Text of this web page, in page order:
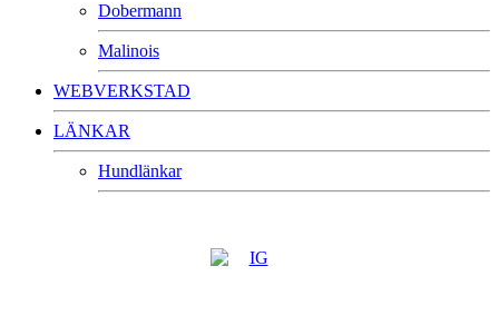
Dobermann
Malinois
WEBVERKSTAD
LÄNKAR
Hundlänkar